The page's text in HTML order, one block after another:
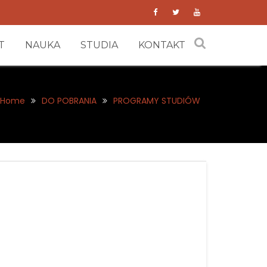
NAUKA STUDIA KONTAKT
Home DO POBRANIA PROGRAMY STUDIÓW